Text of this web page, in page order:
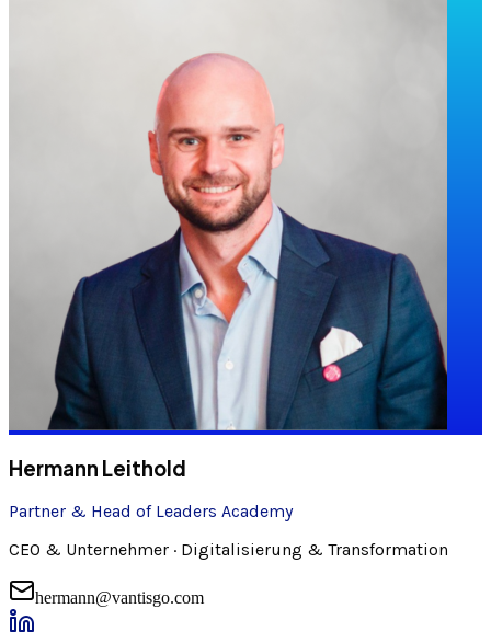
Hermann Leithold
Partner & Head of Leaders Academy
CEO & Unternehmer · Digitalisierung & Transformation
hermann@vantisgo.com